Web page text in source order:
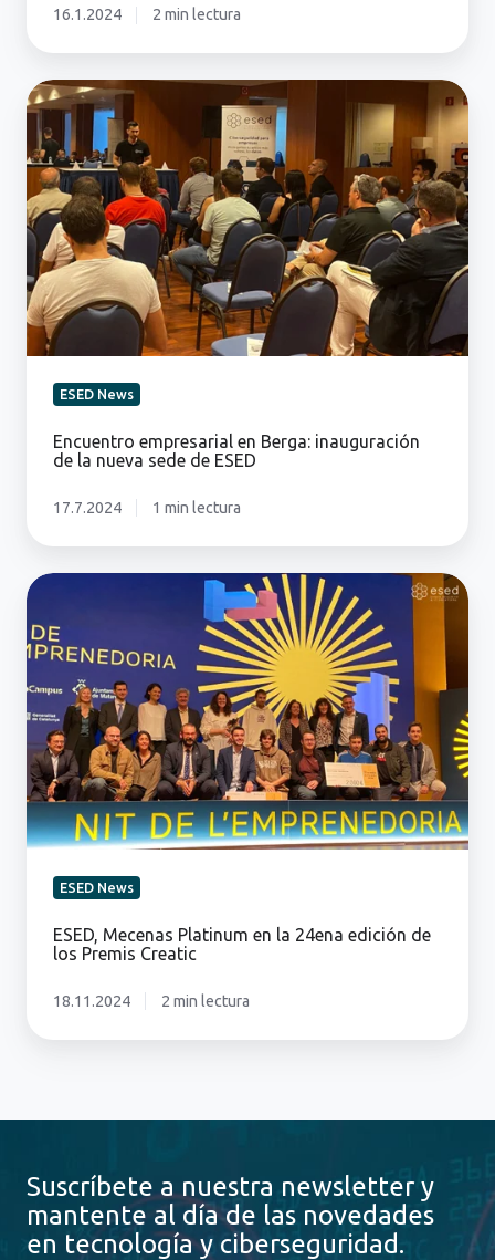
16.1.2024 2 min lectura
Encuentro
empresarial
en
Berga:
inauguración
de
la
nueva
sede
de
ESED
ESED News
Encuentro empresarial en Berga: inauguración
de la nueva sede de ESED
17.7.2024 1 min lectura
ESED,
Platinum
en
la
24ena
edición
de
los
Premis
Creatic
ESED News
ESED, Mecenas Platinum en la 24ena edición de
los Premis Creatic
18.11.2024 2 min lectura
Suscríbete a nuestra newsletter y
mantente al día de las novedades
en tecnología y ciberseguridad.